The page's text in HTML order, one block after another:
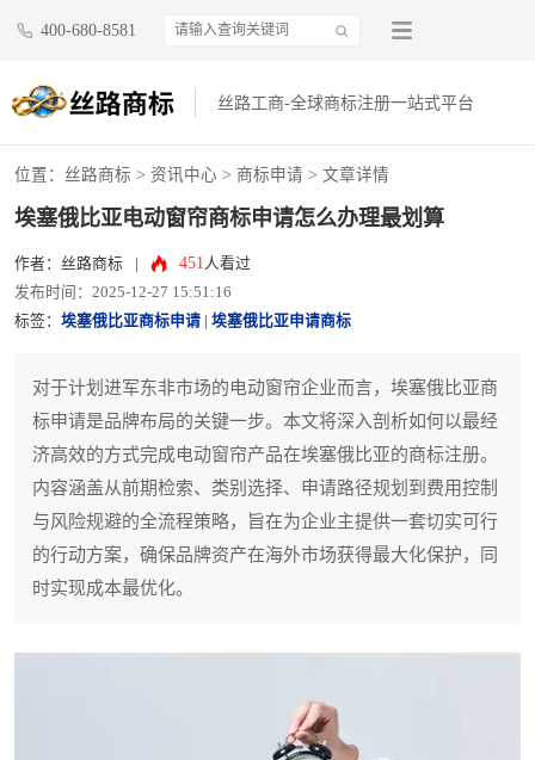
400-680-8581
丝路工商-全球商标注册一站式平台
位置： 丝路商标 > 资讯中心 > 商标申请 > 文章详情
埃塞俄比亚电动窗帘商标申请怎么办理最划算
作者：丝路商标 451人看过
发布时间：2025-12-27 15:51:16
标签： 埃塞俄比亚商标申请 埃塞俄比亚申请商标
对于计划进军东非市场的电动窗帘企业而言，埃塞俄比亚商
标申请是品牌布局的关键一步。本文将深入剖析如何以最经
济高效的方式完成电动窗帘产品在埃塞俄比亚的商标注册。
内容涵盖从前期检索、类别选择、申请路径规划到费用控制
与风险规避的全流程策略，旨在为企业主提供一套切实可行
的行动方案，确保品牌资产在海外市场获得最大化保护，同
时实现成本最优化。